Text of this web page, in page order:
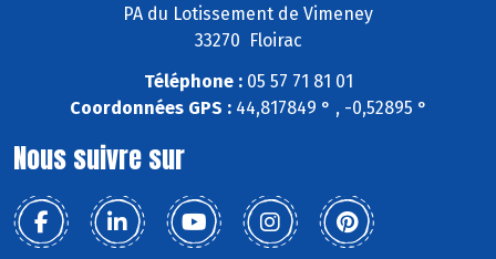
PA du Lotissement de Vimeney
33270 Floirac
Téléphone :05 57 71 81 01
Coordonnées GPS :44,817849 ° , -0,52895 °
Nous suivre sur